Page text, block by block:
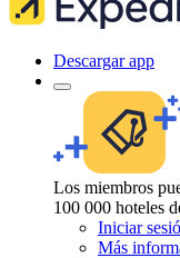
Descargar app
Los miembros
100 000 hoteles
Iniciar
Más